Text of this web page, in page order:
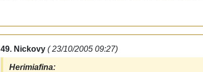
49. Nickovy ( 23/10/2005 09:27)
Herimiafina: